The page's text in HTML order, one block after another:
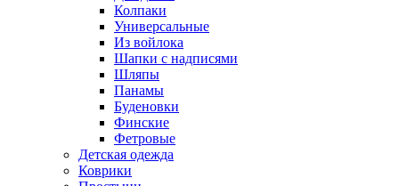
Колпаки
Универсальные
Из войлока
Шапки с надписями
Шляпы
Панамы
Буденовки
Финские
Фетровые
Детская одежда
Коврики